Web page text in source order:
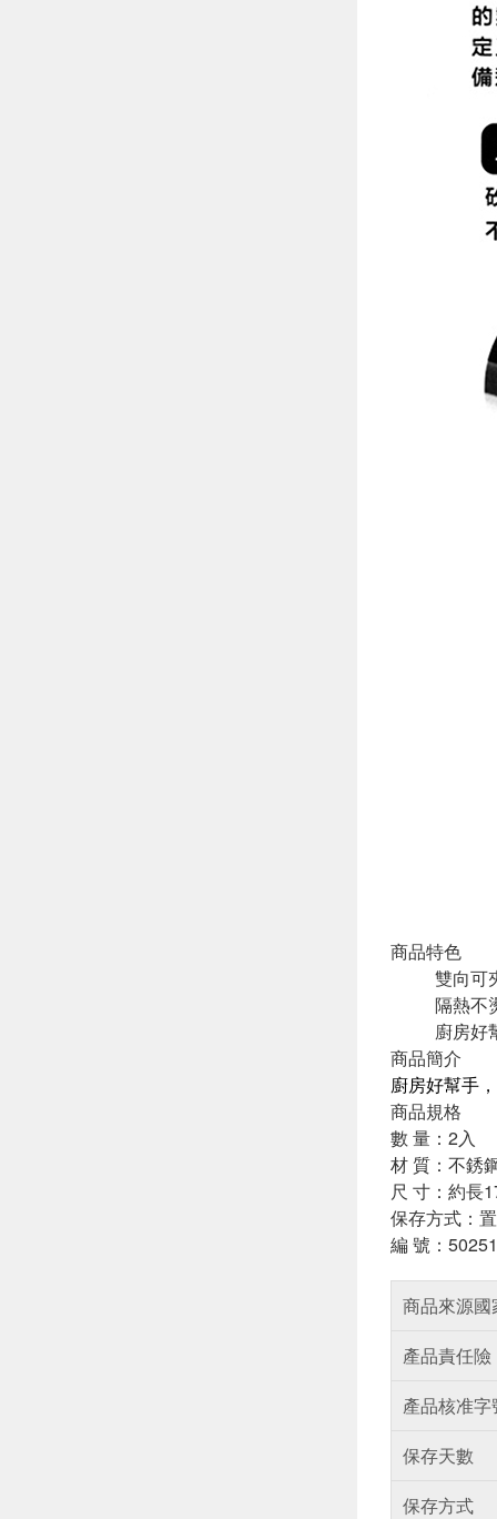
商品特色
雙向可
隔熱不
廚房好
商品簡介
廚房好幫手
商品規格
數 量：2入
材 質：不銹
尺 寸：約長
保存方式：
編 號：
商品來源國
產品責任險
產品核准字
保存天數
保存方式